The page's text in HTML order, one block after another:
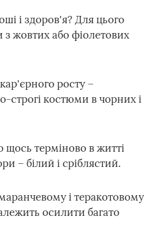
і здоров'я? Для цього
з жовтих або фіолетових
росту –
строгі костюми в чорних і
щось терміново в житті
– білий і сріблястий.
і теракотовому
осилити багато